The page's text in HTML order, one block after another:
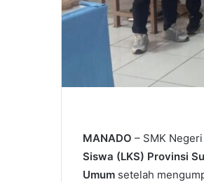
MANADO – SMK
Siswa (LKS) Provinsi
Umum setelah